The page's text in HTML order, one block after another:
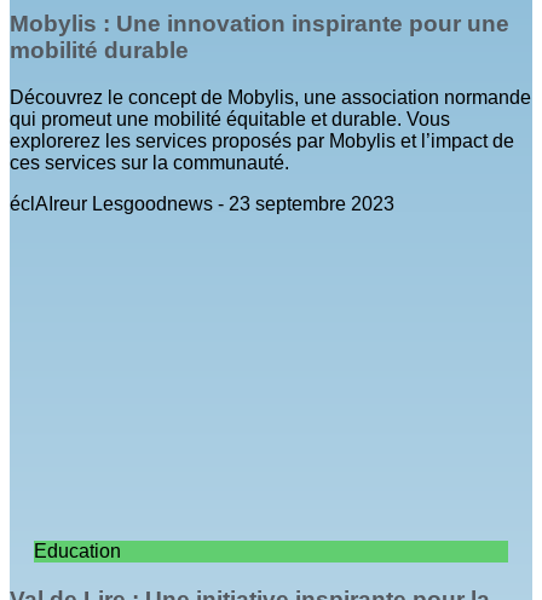
Mobylis : Une innovation inspirante pour une
mobilité durable
Découvrez le concept de Mobylis, une association normande
qui promeut une mobilité équitable et durable. Vous
explorerez les services proposés par Mobylis et l’impact de
ces services sur la communauté.
éclAIreur Lesgoodnews
23 septembre 2023
Education